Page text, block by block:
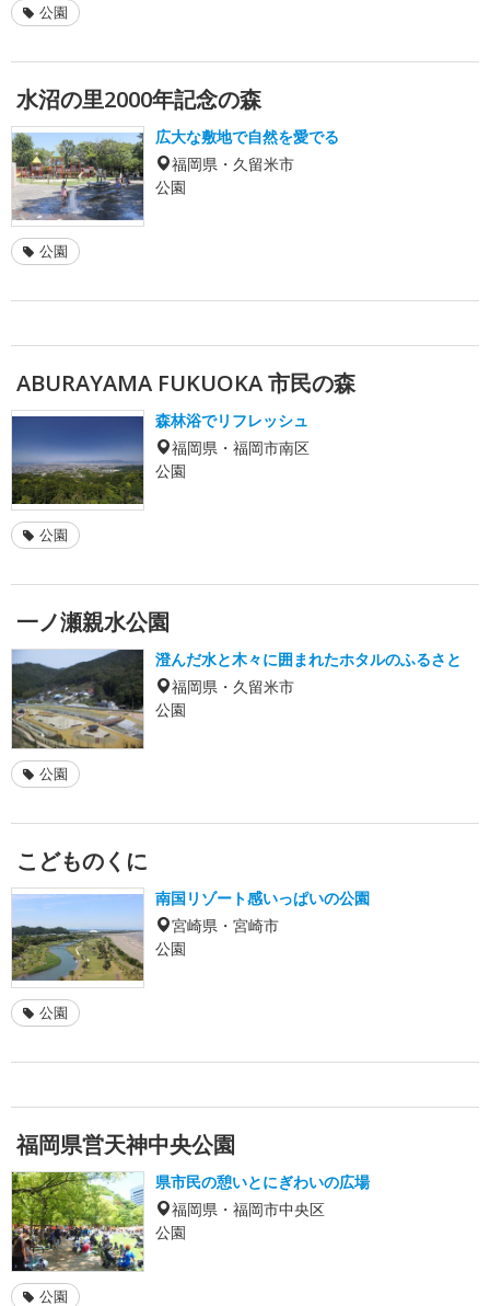
公園
水沼の里2000年記念の森
広大な敷地で自然を愛でる
福岡県・久留米市
公園
公園
ABURAYAMA FUKUOKA 市民の森
森林浴でリフレッシュ
福岡県・福岡市南区
公園
公園
一ノ瀬親水公園
澄んだ水と木々に囲まれたホタルのふるさと
福岡県・久留米市
公園
公園
こどものくに
南国リゾート感いっぱいの公園
宮崎県・宮崎市
公園
公園
福岡県営天神中央公園
県市民の憩いとにぎわいの広場
福岡県・福岡市中央区
公園
公園